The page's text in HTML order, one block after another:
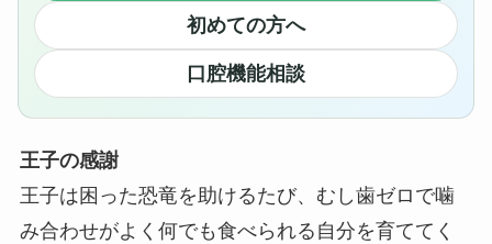
初めての方へ
口腔機能相談
王子の感謝
王子は困った恐竜を助けるたび、むし歯ゼロで噛
み合わせがよく何でも食べられる自分を育ててく